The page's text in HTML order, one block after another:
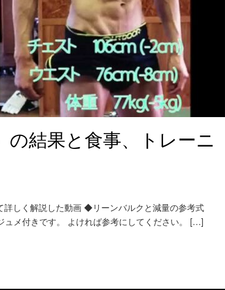
の結果と食事、トレーニ
しく解説した動画 ◆リーンバルクと減量の参考式
ュメ付きです。 よければ参考にしてください。 […]